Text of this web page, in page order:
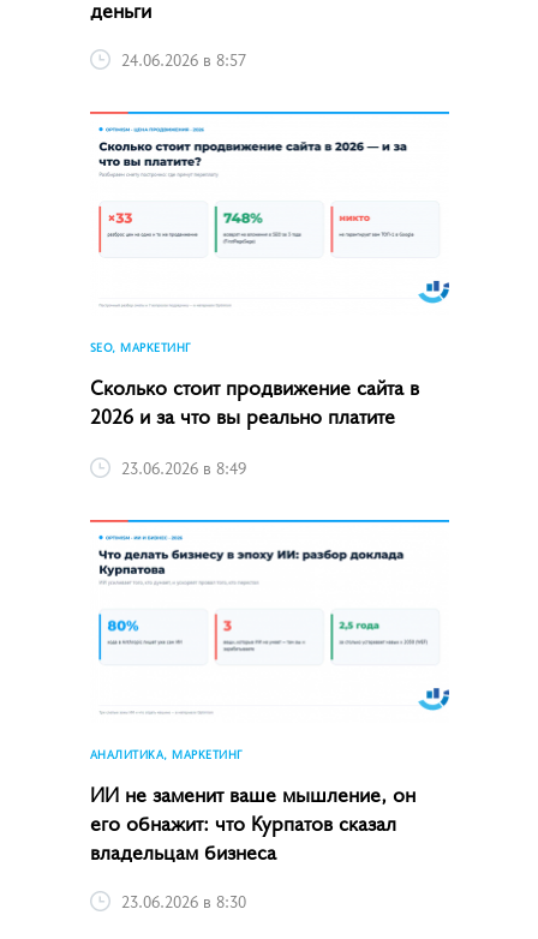
деньги
24.06.2026 в 8:57
SEO, МАРКЕТИНГ
Сколько стоит продвижение сайта в
2026 и за что вы реально платите
23.06.2026 в 8:49
АНАЛИТИКА, МАРКЕТИНГ
ИИ не заменит ваше мышление, он
его обнажит: что Курпатов сказал
владельцам бизнеса
23.06.2026 в 8:30